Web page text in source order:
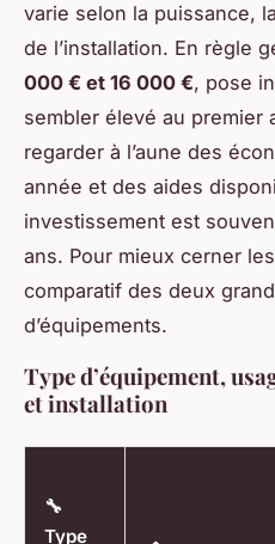
varie selon la puissance,
de l’installation. En règle
000 € et 16 000 €, pose
sembler élevé au premier
regarder à l’aune des
année et des aides
investissement est
ans. Pour mieux cerner
comparatif des deux
d’équipements.
Type d’équipement,
et installation
🔧
Type